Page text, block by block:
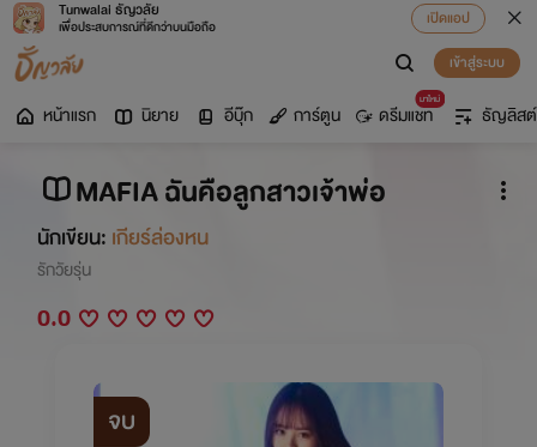
Tunwalai ธัญวลัย
เพื่อประสบการณ์ที่ดีกว่าบนมือถือ
เปิดแอป
เข้าสู่ระบบ
หน้าแรก นิยาย อีบุ๊ก การ์ตูน
มาใหม่
ดรีมแชท ธัญลิสต์
MAFIA ฉันคือลูกสาวเจ้าพ่อ
นักเขียน: เกียร์ล่องหน
รักวัยรุ่น
0.0
จบ